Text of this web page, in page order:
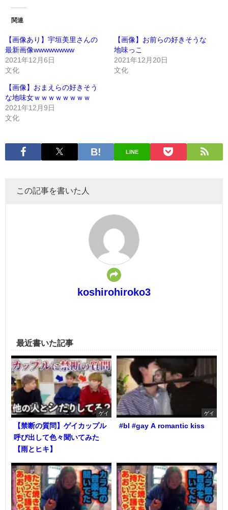
関連
【画像あり】宇垣美里さんの
最新画像wwwwwwww
2021年12月6日
文化
【画像】お前らの好きそうな
地味っこ
2021年12月20日
文化
【画像】おまえらの好きそう
な地味女ｗｗｗｗｗｗｗｗ
2021年12月9日
文化
LINE
この記事を書いた人
koshirohiroko3
最近書いた記事
ゲイ
【禁断の質問】ゲイカップル
呼び出して色々聞いてみた
【雨とヒキ】
ゲイ
#bl #gay A romantic kiss